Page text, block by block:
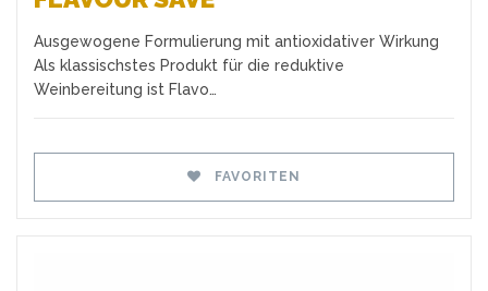
Ausgewogene Formulierung mit antioxidativer Wirkung
Als klassischstes Produkt für die reduktive
Weinbereitung ist Flavo…
FAVORITEN